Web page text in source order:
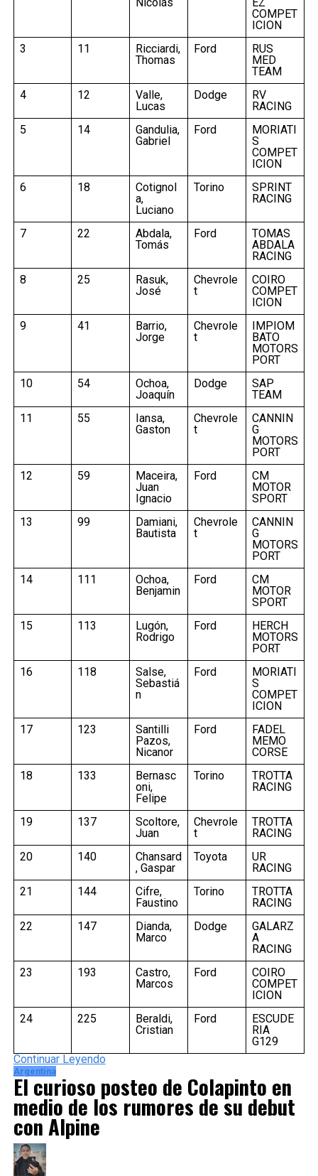
COMPET
ICION
3
11
Ricciardi,
Thomas
Ford
RUS
MED
TEAM
4
12
Valle,
Lucas
Dodge
RV
RACING
5
14
Gandulia,
Gabriel
Ford
MORIATI
S
COMPET
ICION
6
18
Cotignol
a,
Luciano
Torino
SPRINT
RACING
7 22
Abdala,
Tomás
Ford
TOMAS
ABDALA
RACING
8
25
Rasuk,
José
Chevrole
t
COIRO
COMPET
ICION
9
41
Barrio,
Jorge
Chevrole
t
IMPIOM
BATO
MOTORS
PORT
10
54
Ochoa,
Joaquín
Dodge
SAP
TEAM
11
55
Iansa,
Gaston
Chevrole
t
CANNIN
G
MOTORS
PORT
12
59
Maceira,
Juan
Ignacio
Ford
CM
MOTOR
SPORT
13
99
Damiani,
Bautista
Chevrole
t
CANNIN
G
MOTORS
PORT
14
111
Ochoa,
Benjamin
Ford
CM
MOTOR
SPORT
15
113
Lugón,
Rodrigo
Ford
HERCH
MOTORS
PORT
16
118
Salse,
Sebastiá
n
Ford
MORIATI
S
COMPET
ICION
17
123
Santilli
Pazos,
Nicanor
Ford
FADEL
MEMO
CORSE
18
133
Bernasc
oni,
Felipe
Torino
TROTTA
RACING
19 137
Scoltore,
Juan
Chevrole
t
TROTTA
RACING
20
140
Chansard
, Gaspar
Toyota
UR
RACING
21
144
Cifre,
Faustino
Torino
TROTTA
RACING
22
147
Dianda,
Marco
Dodge
GALARZ
A
RACING
23
193
Castro,
Marcos
Ford
COIRO
COMPET
ICION
24
225
Beraldi,
Cristian
Ford
ESCUDE
RIA
G129
Continuar Leyendo
Argentina
El curioso posteo de Colapinto en
medio de los rumores de su debut
con Alpine